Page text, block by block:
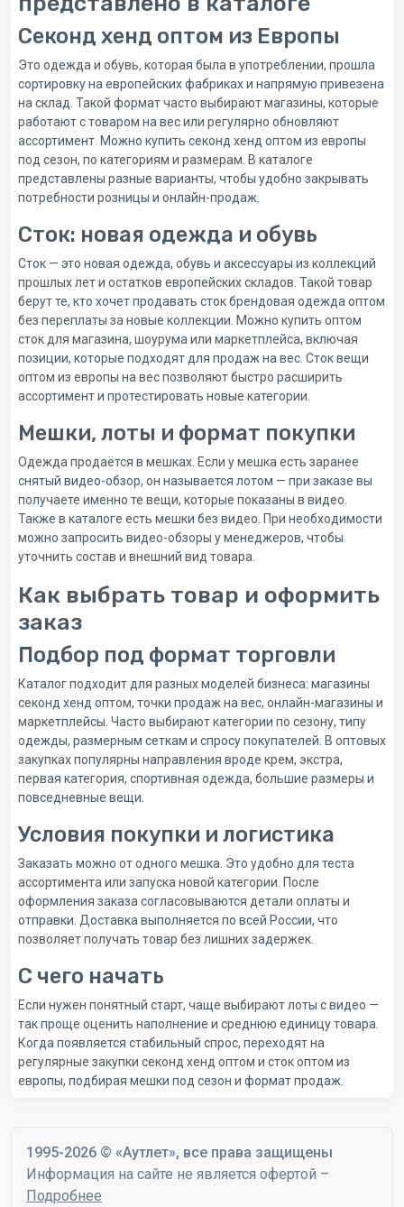
Секонд хенд оптом из Европы
Это одежда и обувь, которая была в употреблении, прошла
сортировку на европейских фабриках и напрямую привезена
на склад. Такой формат часто выбирают магазины, которые
работают с товаром на вес или регулярно обновляют
ассортимент. Можно купить секонд хенд оптом из европы
под сезон, по категориям и размерам. В каталоге
представлены разные варианты, чтобы удобно закрывать
потребности розницы и онлайн-продаж.
Сток: новая одежда и обувь
Сток — это новая одежда, обувь и аксессуары из коллекций
прошлых лет и остатков европейских складов. Такой товар
берут те, кто хочет продавать сток брендовая одежда оптом
без переплаты за новые коллекции. Можно купить оптом
сток для магазина, шоурума или маркетплейса, включая
позиции, которые подходят для продаж на вес. Сток вещи
оптом из европы на вес позволяют быстро расширить
ассортимент и протестировать новые категории.
Мешки, лоты и формат покупки
Одежда продаётся в мешках. Если у мешка есть заранее
снятый видео-обзор, он называется лотом — при заказе вы
получаете именно те вещи, которые показаны в видео.
Также в каталоге есть мешки без видео. При необходимости
можно запросить видео-обзоры у менеджеров, чтобы
уточнить состав и внешний вид товара.
Как выбрать товар и оформить
заказ
Подбор под формат торговли
Каталог подходит для разных моделей бизнеса: магазины
секонд хенд оптом, точки продаж на вес, онлайн-магазины и
маркетплейсы. Часто выбирают категории по сезону, типу
одежды, размерным сеткам и спросу покупателей. В оптовых
закупках популярны направления вроде крем, экстра,
первая категория, спортивная одежда, большие размеры и
повседневные вещи.
Условия покупки и логистика
Заказать можно от одного мешка. Это удобно для теста
ассортимента или запуска новой категории. После
оформления заказа согласовываются детали оплаты и
отправки. Доставка выполняется по всей России, что
позволяет получать товар без лишних задержек.
С чего начать
Если нужен понятный старт, чаще выбирают лоты с видео —
так проще оценить наполнение и среднюю единицу товара.
Когда появляется стабильный спрос, переходят на
регулярные закупки секонд хенд оптом и сток оптом из
европы, подбирая мешки под сезон и формат продаж.
1995-2026 © «Аутлет», все права защищены
Информация на сайте не является офертой –
Подробнее